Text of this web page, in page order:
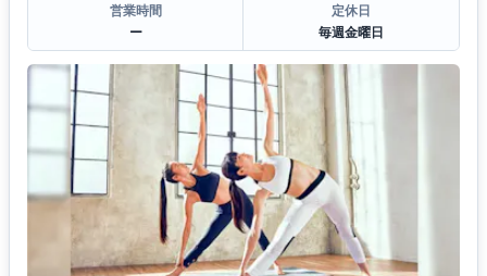
営業時間
ー
定休日
毎週金曜日